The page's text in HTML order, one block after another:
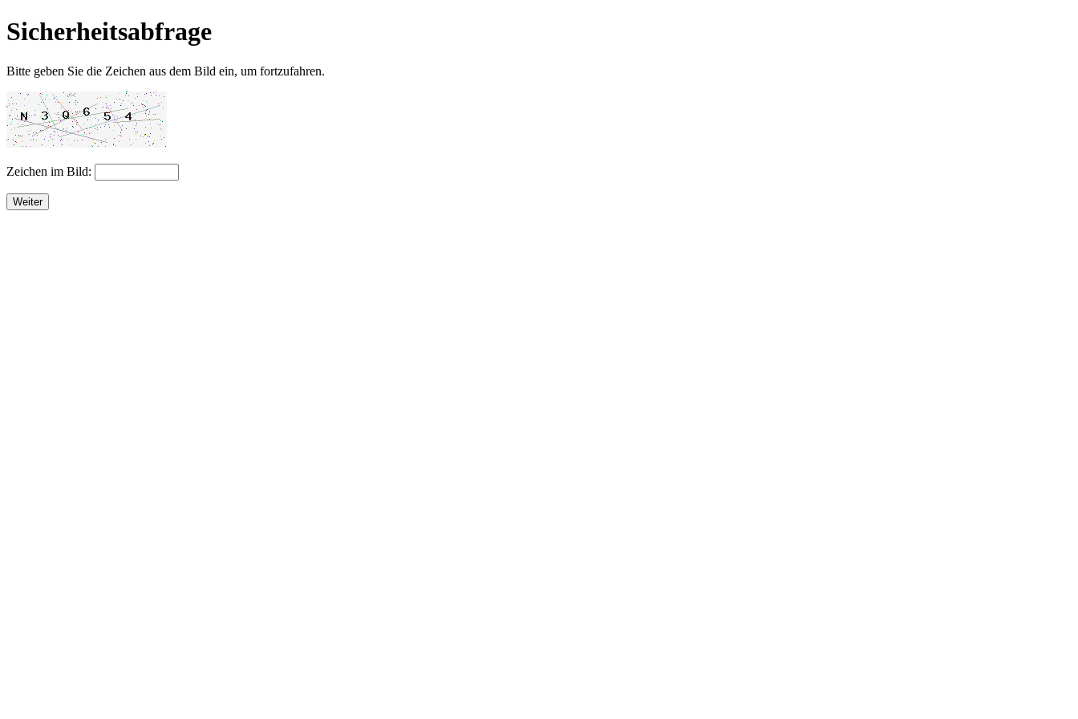
Sicherheitsabfrage
Bitte geben Sie die Zeichen aus dem Bild ein, um fortzufahren.
Zeichen im Bild:
Weiter